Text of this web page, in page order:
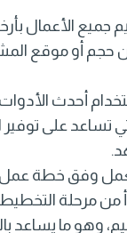
جميع الأعمال
حجم أو موقع
أحدث
تساعد على توفير
وفق خطة
من مرحلة
وهو ما يساعد